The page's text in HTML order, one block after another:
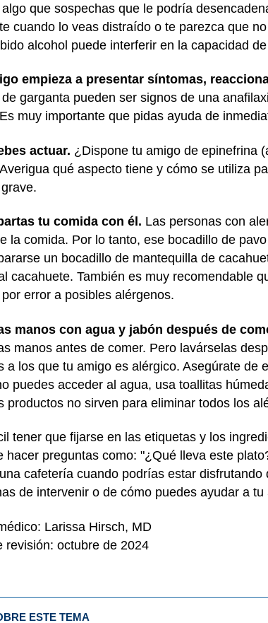
que sospechas que le podría
cuando lo veas distraído o te parezca que
alcohol puede interferir en la capacidad
empieza a presentar síntomas,
garganta pueden ser signos de una
muy importante que pidas ayuda de
actuar. ¿Dispone tu amigo de epinefrina
qué aspecto tiene y cómo se utiliza
tu comida con él. Las personas con
la comida. Por lo tanto, ese bocadillo de
un bocadillo de mantequilla de
cacahuete. También es muy recomendable
error a posibles alérgenos.
manos con agua y jabón después de
manos antes de comer. Pero lavárselas
a los que tu amigo es alérgico. Asegúrate
puedes acceder al agua, usa toallitas
productos no sirven para eliminar todos los
tener que fijarse en las etiquetas y los
hacer preguntas como: "¿Qué lleva este
cafetería cuando podrías estar
de intervenir o de cómo puedes ayudar a
Larissa Hirsch, MD
revisión: octubre de 2024
ESTE TEMA